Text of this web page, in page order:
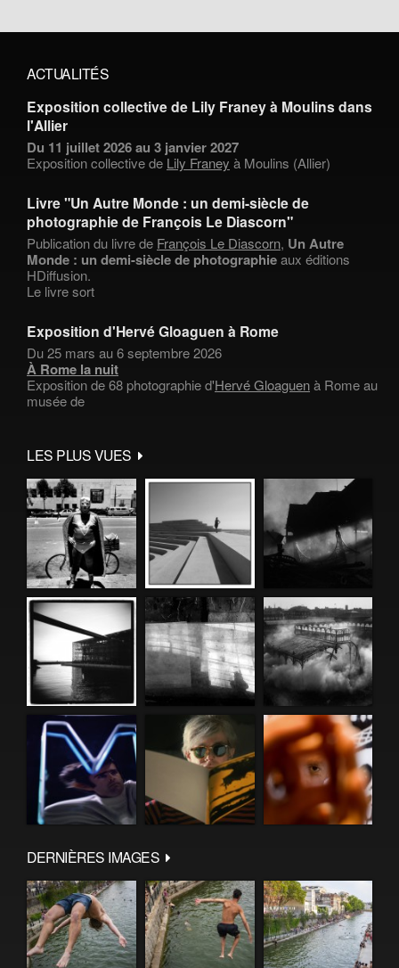
ACTUALITÉS
Exposition collective de Lily Franey à Moulins dans
l'Allier
Du 11 juillet 2026 au 3 janvier 2027
Exposition collective de Lily Franey à Moulins (Allier)
Livre "Un Autre Monde : un demi-siècle de
photographie de François Le Diascorn"
Publication du livre de François Le Diascorn, Un Autre
Monde : un demi-siècle de photographieaux éditions
HDiffusion.
Le livre sort
Exposition d'Hervé Gloaguen à Rome
Du 25 mars au 6 septembre 2026
À Rome la nuit
Exposition de 68 photographie d'Hervé Gloaguenà Rome au
musée de
LES PLUS VUES
DERNIÈRES IMAGES